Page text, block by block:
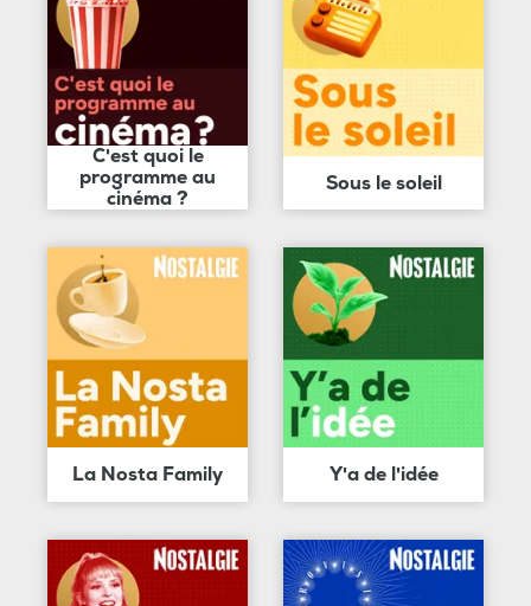
C'est quoi le
programme au
cinéma ?
Sous le soleil
La Nosta Family Y'a de l'idée